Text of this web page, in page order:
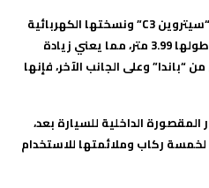
C3” ونسختها الكهربائية
في نفس القاعدة حيث يبلغ طولها 3.99 متر، مما يعني زيادة
من “باندا” وعلى الجانب الآخر، فإنها
الداخلية للسيارة بعد،
ركاب وملائمتها للاستخدام